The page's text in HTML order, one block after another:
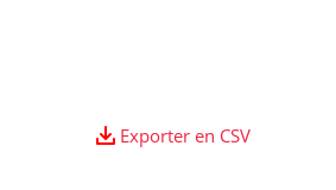
Exporter en CSV